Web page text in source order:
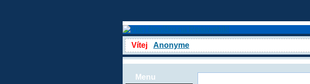
Vítej Anonyme
Menu